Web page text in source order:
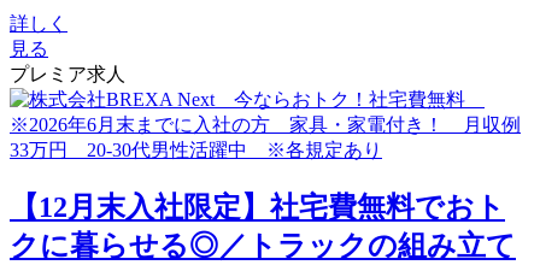
詳しく
見る
プレミア求人
【12月末入社限定】社宅費無料でおト
クに暮らせる◎／トラックの組み立て